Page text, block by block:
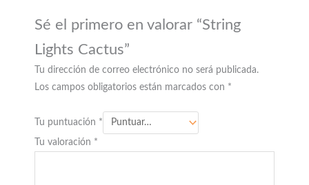
Sé el primero en valorar “String
Lights Cactus”
Tu dirección de correo electrónico no será publicada.
Los campos obligatorios están marcados con *
Tu puntuación *
Tu valoración *